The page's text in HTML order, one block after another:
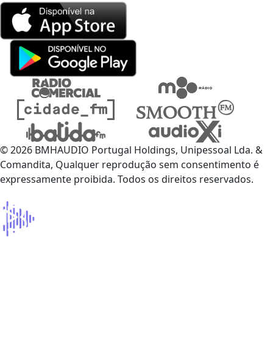
© 2026 BMHAUDIO Portugal Holdings, Unipessoal Lda. &
Comandita, Qualquer reprodução sem consentimento é
expressamente proibida. Todos os direitos reservados.